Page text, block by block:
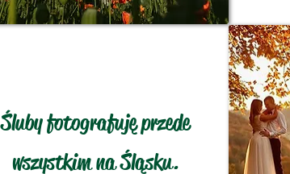
Śluby fotografuję przede
wszystkim na Śląsku.